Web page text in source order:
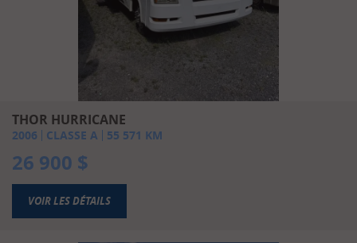
THOR HURRICANE
2006 CLASSE A 55 571 KM
26 900 $
VOIR LES DÉTAILS